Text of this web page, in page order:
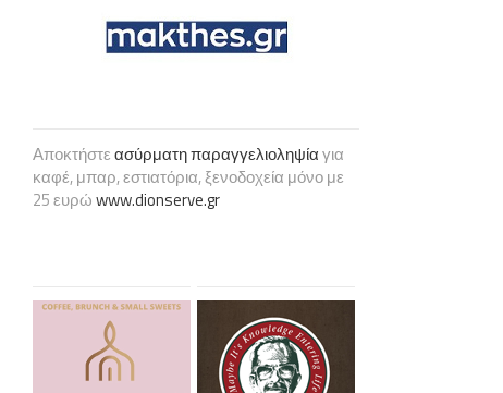
Αποκτήστεασύρματη παραγγελιοληψίαγια
καφέ, μπαρ, εστιατόρια, ξενοδοχεία μόνο με
25 ευρώwww.dionserve.gr